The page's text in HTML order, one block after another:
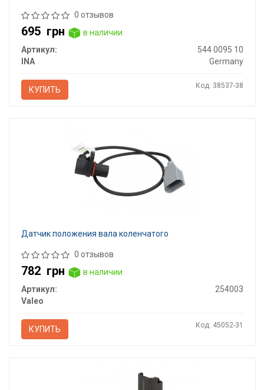
0 отзывов
695 грн
в наличии
Артикул:
544 0095 10
INA
Germany
КУПИТЬ Код: 38537-38
Датчик положения вала коленчатого
0 отзывов
782 грн
в наличии
Артикул:
254003
Valeo
КУПИТЬ Код: 45052-31